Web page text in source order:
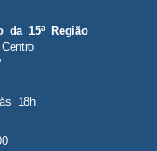
da 15ª Região
18h